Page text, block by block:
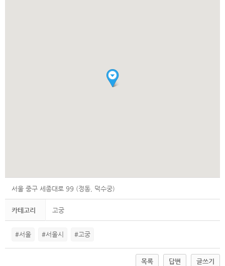
서울 중구 세종대로 99 (정동, 덕수궁)
카테고리 고궁
#서울 #서울시 #고궁
목록 답변 글쓰기